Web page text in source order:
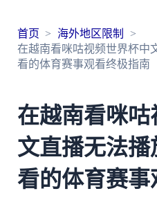
首页
海外地区限制
在越南看咪咕视频世界杯中
看的体育赛事观看终极指南
在越南看咪
文直播无法
看的体育赛